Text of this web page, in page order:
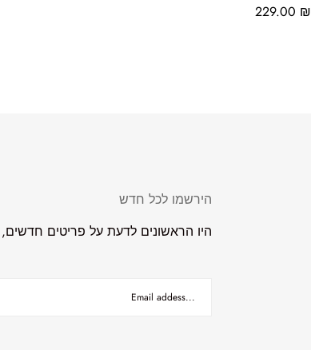
229.00 ₪
הירשמו לכל חדש
היו הראשונים לדעת על פריטים חדשים,